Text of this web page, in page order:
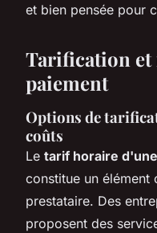
et bien pensée pour
Tarification et
paiement
Options de
coûts
Le tarif horaire
constitue un
prestataire. Des
proposent des